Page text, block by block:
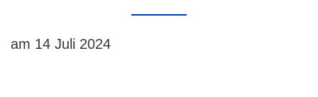
am 14 Juli 2024